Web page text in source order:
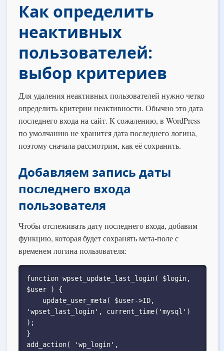
Как определить
неактивных
пользователей:
выбор критериев
Для удаления неактивных пользователей нужно четко
определить критерии неактивности. Обычно это дата
последнего входа на сайт. К сожалению, в WordPress
по умолчанию не хранится дата последнего логина,
поэтому сначала рассмотрим, как её сохранить.
Добавляем запись даты
последнего входа
пользователя
Чтобы отслеживать дату последнего входа, добавим
функцию, которая будет сохранять мета-поле с
временем логина пользователя:
function wpset_update_last_login( $login,
$user ) {
'wpset_last_login', current_time('mysql')
);
}
add_action( 'wp_login',